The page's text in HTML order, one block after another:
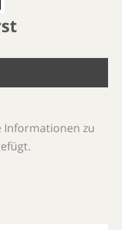
Informationen zu